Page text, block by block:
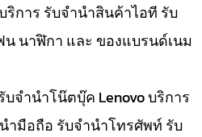
ริการ รับจำนำสินค้าไอที รับ
นาฬิกา และ ของแบรนด์เนม
จำนำโน๊ตบุ๊ค Lenovo บริการ
ำมือถือ รับจำนำโทรศัพท์ รับ